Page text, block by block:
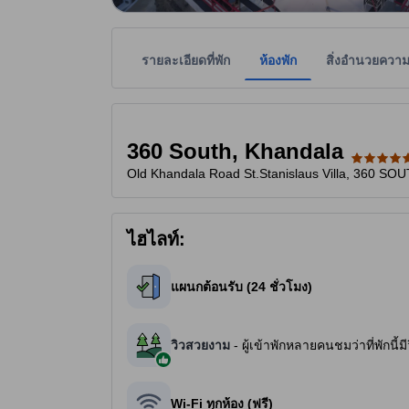
รายละเอียดที่พัก ห้องพัก สิ่งอำนวยควา
360 South, Khandala
Old Khandala Road St.Stanislaus Villa, 360
ไฮไลท์:
แผนกต้อนรับ (24 ชั่วโมง)
วิวสวยงาม - ผู้เข้าพักหลายคนชมว่าที่พักนี้มี
Wi-Fi ทุกห้อง (ฟรี)